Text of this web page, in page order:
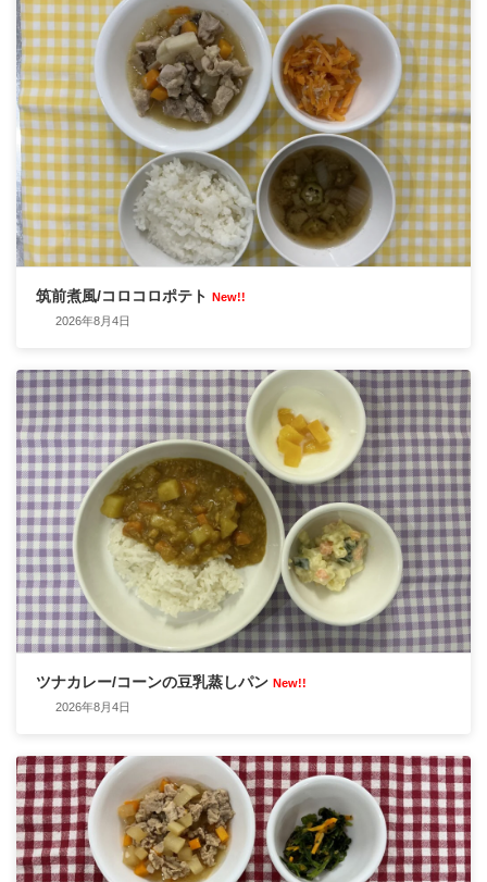
筑前煮風/コロコロポテト
New!!
2026年8月4日
ツナカレー/コーンの豆乳蒸しパン New!!
2026年8月4日